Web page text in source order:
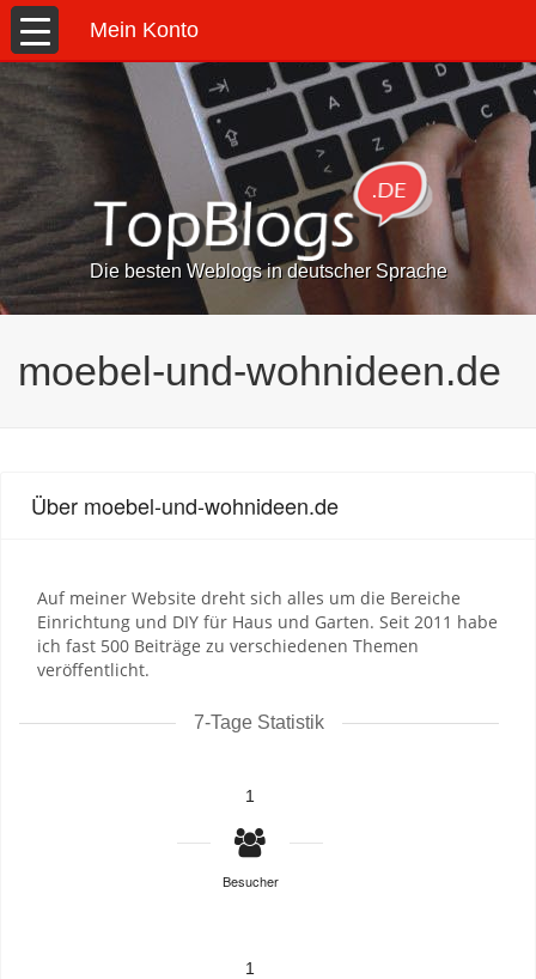
Mein Konto
Die besten Weblogs in deutscher Sprache
moebel-und-wohnideen.de
Über moebel-und-wohnideen.de
Auf meiner Website dreht sich alles um die Bereiche
Einrichtung und DIY für Haus und Garten. Seit 2011 habe
ich fast 500 Beiträge zu verschiedenen Themen
veröffentlicht.
7-Tage Statistik
1
Besucher
1